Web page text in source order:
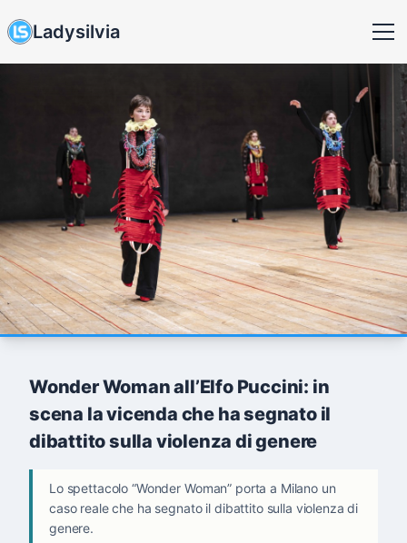
Ladysilvia
Wonder Woman all’Elfo Puccini: in
scena la vicenda che ha segnato il
dibattito sulla violenza di genere
Lo spettacolo “Wonder Woman” porta a Milano un
caso reale che ha segnato il dibattito sulla violenza di
genere.